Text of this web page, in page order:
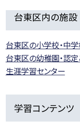
台東区内の施設
台東区の小学校・中
台東区の幼稚園・認
生涯学習センター
学習コンテンツ